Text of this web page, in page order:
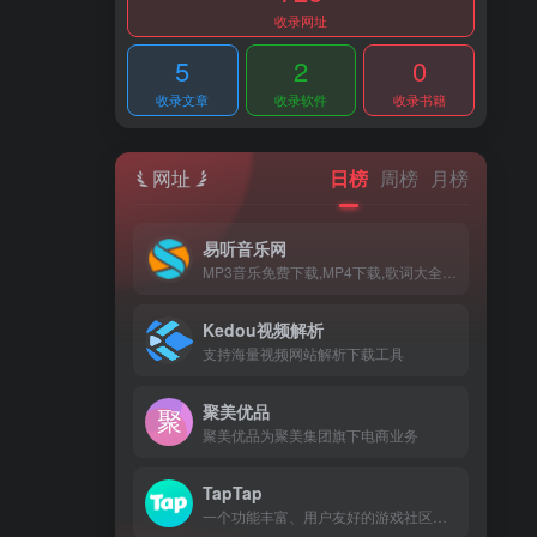
收录网址
5
收录文章
2
收录软件
0
收录书籍
网址 日榜 周榜 月榜
易听音乐网
Kedou视频解析
支持海量视频网站解析下载工具
聚美优品
聚美优品为聚美集团旗下电商业务
TapTap